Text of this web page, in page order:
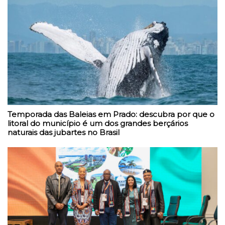
Temporada das Baleias em Prado: descubra por que o
litoral do município é um dos grandes berçários
naturais das jubartes no Brasil